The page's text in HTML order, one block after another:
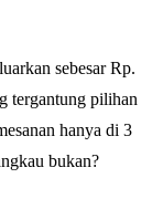
sebesar Rp.
tergantung pilihan
hanya di 3
bukan?